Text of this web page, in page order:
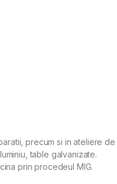
precum si in ateliere
table galvanizate.
prin procedeul MIG.